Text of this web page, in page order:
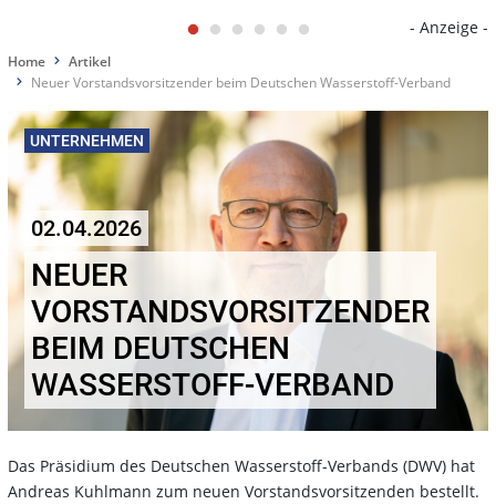
- Anzeige -
Home
Artikel
Neuer Vorstandsvorsitzender beim Deutschen Wasserstoff-Verband
UNTERNEHMEN
02.04.2026
NEUER
VORSTANDSVORSITZENDER
BEIM DEUTSCHEN
WASSERSTOFF-VERBAND
Das Präsidium des Deutschen Wasserstoff-Verbands (DWV) hat
Andreas Kuhlmann zum neuen Vorstandsvorsitzenden bestellt.